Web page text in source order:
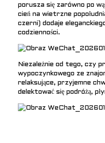
porusza się zarówno po
cień na wietrzne
czerni) dodaje
codzienności.
Niezależnie od tego, czy
wypoczynkowego ze
relaksujące, przyjemne
delektować się podróżą,